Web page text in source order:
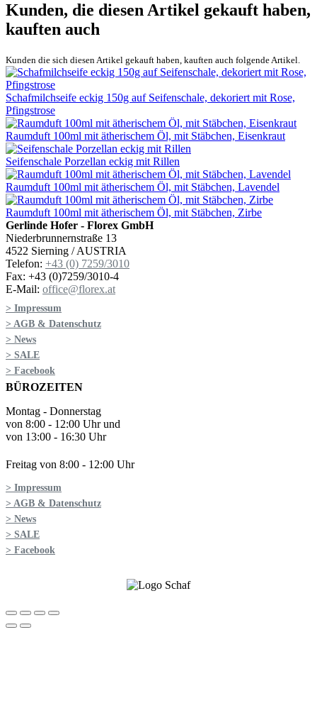
Kunden, die diesen Artikel gekauft haben,
kauften auch
Kunden die sich diesen Artikel gekauft haben, kauften auch folgende Artikel.
Schafmilchseife eckig 150g auf Seifenschale, dekoriert mit Rose,
Pfingstrose
Raumduft 100ml mit ätherischem Öl, mit Stäbchen, Eisenkraut
Seifenschale Porzellan eckig mit Rillen
Raumduft 100ml mit ätherischem Öl, mit Stäbchen, Lavendel
Raumduft 100ml mit ätherischem Öl, mit Stäbchen, Zirbe
Gerlinde Hofer - Florex GmbH
Niederbrunnernstraße 13
4522 Sierning / AUSTRIA
Telefon: +43 (0) 7259/3010
Fax: +43 (0)7259/3010-4
E-Mail: office@florex.at
> Impressum
> AGB & Datenschutz
> News
> SALE
> Facebook
BÜROZEITEN
Montag - Donnerstag
von 8:00 - 12:00 Uhr und
von 13:00 - 16:30 Uhr
Freitag von 8:00 - 12:00 Uhr
> Impressum
> AGB & Datenschutz
> News
> SALE
> Facebook